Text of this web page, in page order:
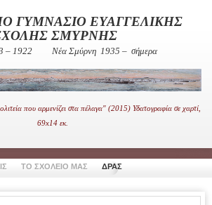
ΓΥΜΝΑΣΙΟ ΕΥΑΓΓΕΛΙΚΗΣ
ΣΜΥΡΝΗΣ
– 1922 Νέα Σμύρνη 1935 – σήμερα
που αρμενίζει στα πέλαγα" (2015) Υδατογραφία σε χαρτί,
69x14 εκ.
ΤΟ ΣΧΟΛΕΙΟ ΜΑΣ ΔΡΑΣΤΗΡΙΟΤΗΤΕΣ